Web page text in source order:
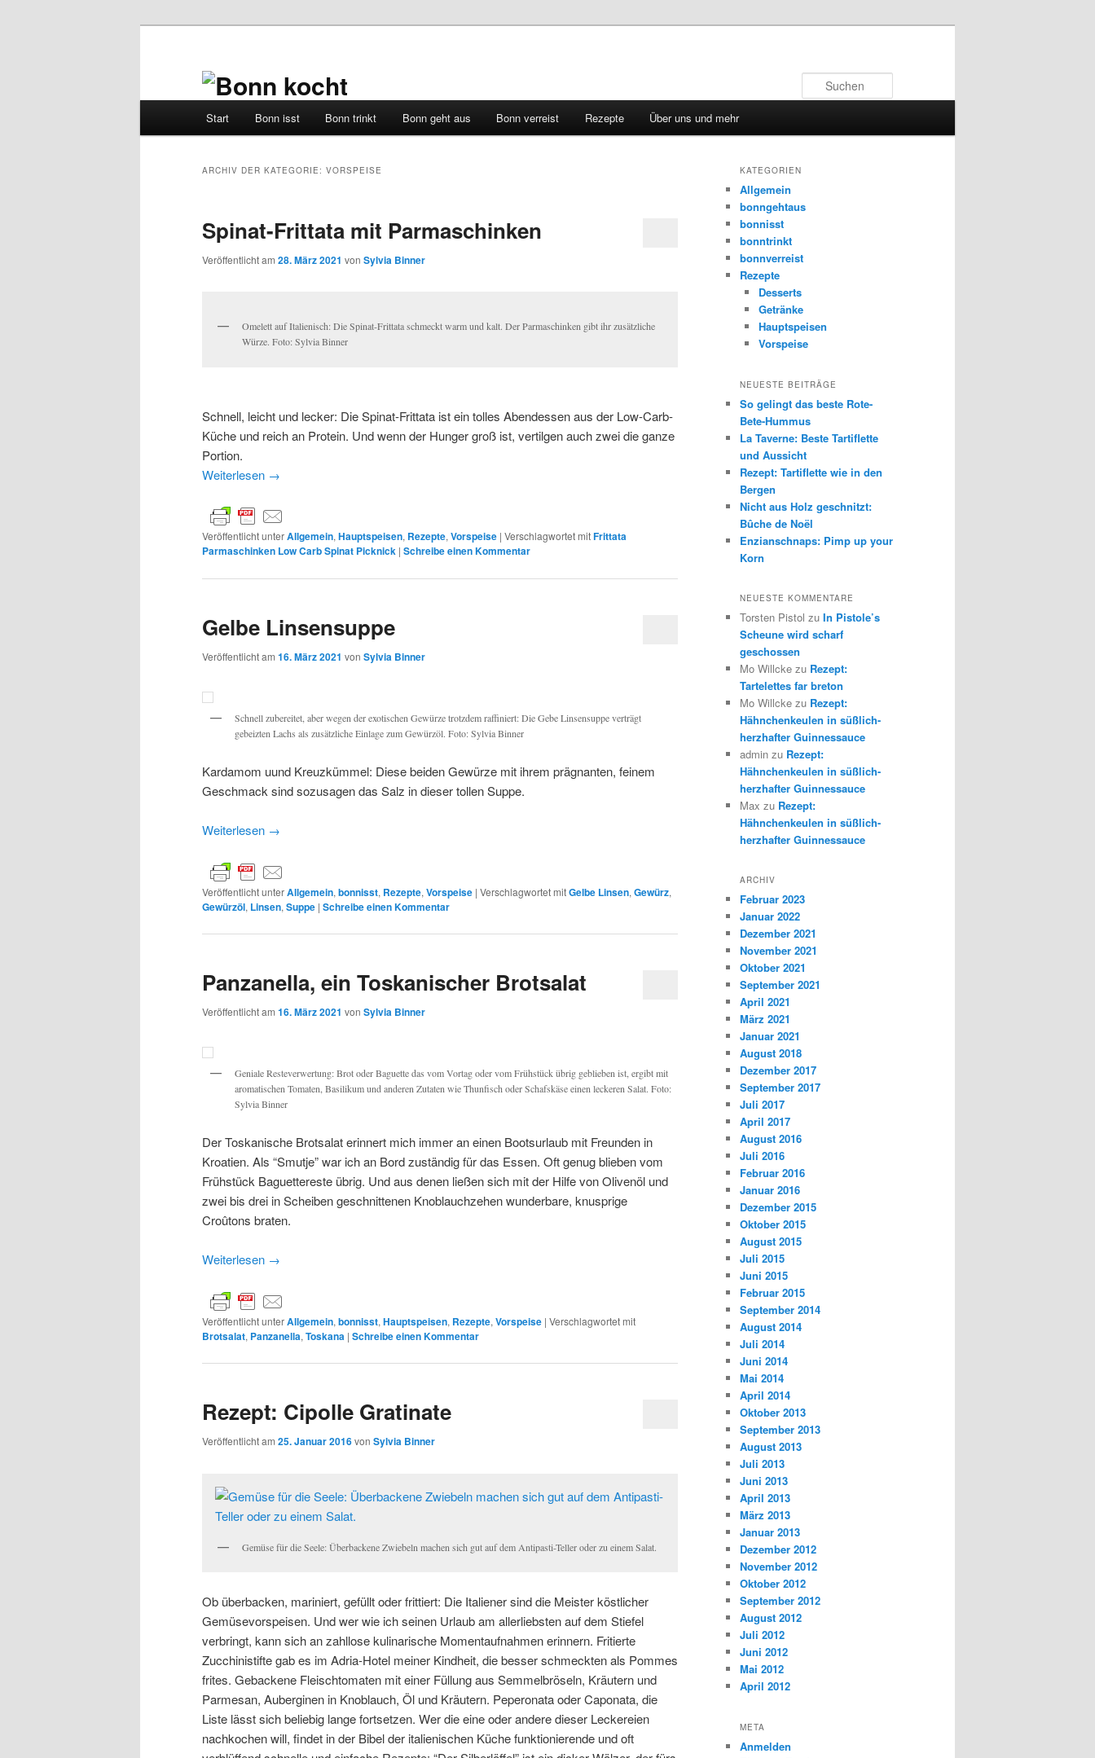
Zum
Zum
wechseln
Start Bonn isst Bonn trinkt Bonn geht aus Bonn verreist Rezepte Über uns und mehr
ARCHIV DER KATEGORIE: VORSPEISE
Spinat-Frittata mit Parmaschinken
Veröffentlicht am 28. März 2021 von Sylvia Binner
Omelett auf Italienisch: Die Spinat-Frittata schmeckt warm und kalt. Der Parmaschinken gibt ihr zusätzliche
Würze. Foto: Sylvia Binner
Schnell, leicht und lecker: Die Spinat-Frittata ist ein tolles Abendessen aus der Low-Carb-
Küche und reich an Protein. Und wenn der Hunger groß ist, vertilgen auch zwei die ganze
Portion.
Weiterlesen →
Veröffentlicht unterAllgemein, Hauptspeisen, Rezepte, Vorspeise | Verschlagwortet mitFrittata
Parmaschinken Low Carb Spinat Picknick | Schreibe einen Kommentar
Gelbe Linsensuppe
Veröffentlicht am 16. März 2021 von Sylvia Binner
Schnell zubereitet, aber wegen der exotischen Gewürze trotzdem raffiniert: Die Gebe Linsensuppe verträgt
gebeizten Lachs als zusätzliche Einlage zum Gewürzöl. Foto: Sylvia Binner
Kardamom uund Kreuzkümmel: Diese beiden Gewürze mit ihrem prägnanten, feinem
Geschmack sind sozusagen das Salz in dieser tollen Suppe.
Weiterlesen →
Veröffentlicht unterAllgemein, bonnisst, Rezepte, Vorspeise | Verschlagwortet mitGelbe Linsen, Gewürz,
Gewürzöl, Linsen, Suppe | Schreibe einen Kommentar
Panzanella, ein Toskanischer Brotsalat
Veröffentlicht am 16. März 2021 von Sylvia Binner
Geniale Resteverwertung: Brot oder Baguette das vom Vortag oder vom Frühstück übrig geblieben ist, ergibt mit
aromatischen Tomaten, Basilikum und anderen Zutaten wie Thunfisch oder Schafskäse einen leckeren Salat. Foto:
Sylvia Binner
Der Toskanische Brotsalat erinnert mich immer an einen Bootsurlaub mit Freunden in
Kroatien. Als “Smutje” war ich an Bord zuständig für das Essen. Oft genug blieben vom
Frühstück Baguettereste übrig. Und aus denen ließen sich mit der Hilfe von Olivenöl und
zwei bis drei in Scheiben geschnittenen Knoblauchzehen wunderbare, knusprige
Croûtons braten.
Weiterlesen →
Veröffentlicht unterAllgemein, bonnisst, Hauptspeisen, Rezepte, Vorspeise | Verschlagwortet mit
Brotsalat, Panzanella, Toskana | Schreibe einen Kommentar
Rezept: Cipolle Gratinate
Veröffentlicht am 25. Januar 2016von Sylvia Binner
Gemüse für die Seele: Überbackene Zwiebeln machen sich gut auf dem Antipasti-Teller oder zu einem Salat.
Ob überbacken, mariniert, gefüllt oder frittiert: Die Italiener sind die Meister köstlicher
Gemüsevorspeisen. Und wer wie ich seinen Urlaub am allerliebsten auf dem Stiefel
verbringt, kann sich an zahllose kulinarische Momentaufnahmen erinnern. Fritierte
Zucchinistifte gab es im Adria-Hotel meiner Kindheit, die besser schmeckten als Pommes
frites. Gebackene Fleischtomaten mit einer Füllung aus Semmelbröseln, Kräutern und
Parmesan, Auberginen in Knoblauch, Öl und Kräutern. Peperonata oder Caponata, die
Liste lässt sich beliebig lange fortsetzen. Wer die eine oder andere dieser Leckereien
nachkochen will, findet in der Bibel der italienischen Küche funktionierende und oft
KATEGORIEN
Allgemein
bonngehtaus
bonnisst
bonntrinkt
bonnverreist
Rezepte
Desserts
Getränke
Hauptspeisen
Vorspeise
NEUESTE BEITRÄGE
So gelingt das beste Rote-
Bete-Hummus
La Taverne: Beste Tartiflette
und Aussicht
Rezept: Tartiflette wie in den
Bergen
Nicht aus Holz geschnitzt:
Bûche de Noël
Enzianschnaps: Pimp up your
Korn
NEUESTE KOMMENTARE
Torsten Pistol zu In Pistole’s
Scheune wird scharf
geschossen
Mo Willcke zu Rezept:
Tartelettes far breton
Mo Willcke zu Rezept:
Hähnchenkeulen in süßlich-
herzhafter Guinnessauce
admin zu Rezept:
Hähnchenkeulen in süßlich-
herzhafter Guinnessauce
Max zu Rezept:
Hähnchenkeulen in süßlich-
herzhafter Guinnessauce
ARCHIV
Februar 2023
Januar 2022
Dezember 2021
November 2021
Oktober 2021
September 2021
April 2021
März 2021
Januar 2021
August 2018
Dezember 2017
September 2017
Juli 2017
April 2017
August 2016
Juli 2016
Februar 2016
Januar 2016
Dezember 2015
Oktober 2015
August 2015
Juli 2015
Juni 2015
Februar 2015
September 2014
August 2014
Juli 2014
Juni 2014
Mai 2014
April 2014
Oktober 2013
September 2013
August 2013
Juli 2013
Juni 2013
April 2013
März 2013
Januar 2013
Dezember 2012
November 2012
Oktober 2012
September 2012
August 2012
Juli 2012
Juni 2012
Mai 2012
April 2012
META
Anmelden